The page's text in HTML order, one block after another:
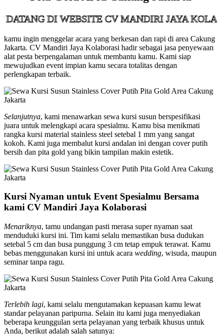
DI WEBSITE CV MANDIRI JAYA
kamu ingin menggelar acara yang berkesan dan rapi di area Cakung
Jakarta. CV Mandiri Jaya Kolaborasi hadir sebagai jasa penyewaan
alat pesta berpengalaman untuk membantu kamu. Kami siap
mewujudkan event impian kamu secara totalitas dengan
perlengkapan terbaik.
Selanjutnya, kami menawarkan sewa kursi susun berspesifikasi
juara untuk melengkapi acara spesialmu. Kamu bisa menikmati
rangka kursi material stainless steel setebal 1 mm yang sangat
kokoh. Kami juga membalut kursi andalan ini dengan cover putih
bersih dan pita gold yang bikin tampilan makin estetik.
Kursi Nyaman untuk Event Spesialmu Bersama
kami CV Mandiri Jaya Kolaborasi
Menariknya, tamu undangan pasti merasa super nyaman saat
menduduki kursi ini. Tim kami selalu memastikan busa dudukan
setebal 5 cm dan busa punggung 3 cm tetap empuk terawat. Kamu
bebas menggunakan kursi ini untuk acara wedding, wisuda, maupun
seminar tanpa ragu.
Terlebih lagi, kami selalu mengutamakan kepuasan kamu lewat
standar pelayanan paripurna. Selain itu kami juga menyediakan
beberapa keunggulan serta pelayanan yang terbaik khusus untuk
Anda, berikut adalah salah satunya: